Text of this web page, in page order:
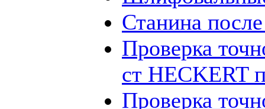
Станина
Проверка
ст HECKERT
Проверка